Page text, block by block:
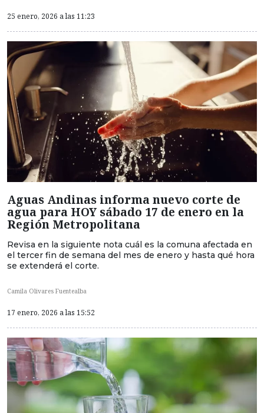
25 enero, 2026 a las 11:23
Aguas Andinas informa nuevo corte de
agua para HOY sábado 17 de enero en la
Región Metropolitana
Revisa en la siguiente nota cuál es la comuna afectada en
el tercer fin de semana del mes de enero y hasta qué hora
se extenderá el corte.
Camila Olivares Fuentealba
17 enero, 2026 a las 15:52